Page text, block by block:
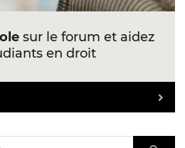
sur le forum et aidez
en droit